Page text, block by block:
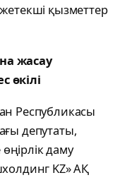
қызметтер
жасау
өкілі
Республикасы
депутаты,
даму
KZ» АҚ